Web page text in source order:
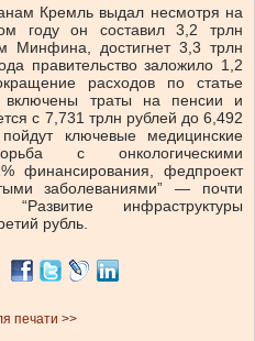
Кремль выдал несмотря на
году он составил 3,2 трлн
Минфина, достигнет 3,3 трлн
правительство заложило 1,2
расходов по статье
включены траты на пенсии и
с 7,731 трлн рублей до 6,492
ключевые медицинские
с онкологическими
финансирования, федпроект
заболеваниями” — почти
инфраструктуры
рубль.
печати >>